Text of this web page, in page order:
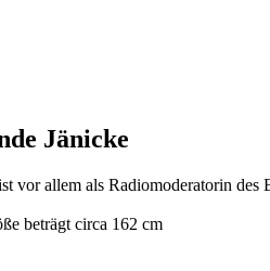
Jänicke
vor allem als Radiomoderatorin
beträgt circa 162 cm